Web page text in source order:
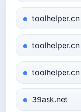
toolhelper.cn
toolhelper.cn
toolhelper.cn
39ask.net